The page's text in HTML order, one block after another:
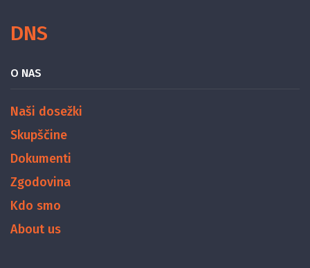
DNS
O NAS
Naši dosežki
Skupščine
Dokumenti
Zgodovina
Kdo smo
About us